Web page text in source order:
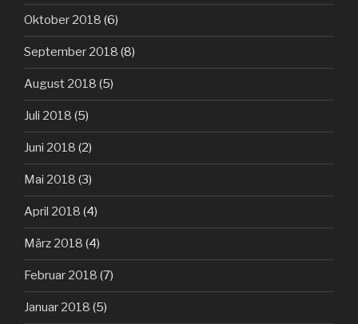
Oktober 2018 (6)
September 2018 (8)
August 2018 (5)
Juli 2018 (5)
Juni 2018 (2)
Mai 2018 (3)
April 2018 (4)
März 2018 (4)
Februar 2018 (7)
Januar 2018 (5)